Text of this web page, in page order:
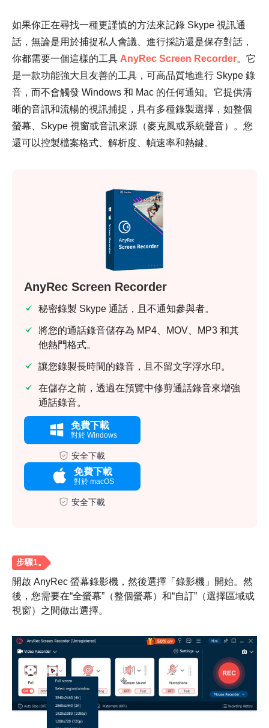
如果你正在尋找一種更謹慎的方法來記錄 Skype 視訊通
話，無論是用於捕捉私人會議、進行採訪還是保存對話，
你都需要一個這樣的工具 AnyRec Screen Recorder。它
是一款功能強大且友善的工具，可高品質地進行 Skype 錄
音，而不會觸發 Windows 和 Mac 的任何通知。它提供清
晰的音訊和流暢的視訊捕捉，具有多種錄製選擇，如整個
螢幕、Skype 視窗或音訊來源（麥克風或系統聲音）。您
還可以控製檔案格式、解析度、幀速率和熱鍵。
AnyRec Screen Recorder
秘密錄製 Skype 通話，且不通知參與者。
將您的通話錄音儲存為 MP4、MOV、MP3 和其
他熱門格式。
讓您錄製長時間的錄音，且不留文字浮水印。
在儲存之前，透過在預覽中修剪通話錄音來增強
通話錄音。
免費下載
對於 Windows
安全下載
免費下載
對於 macOS
安全下載
開啟 AnyRec 螢幕錄影機，然後選擇「錄影機」開始。然
後，您需要在“全螢幕”（整個螢幕）和“自訂”（選擇區域或
視窗）之間做出選擇。